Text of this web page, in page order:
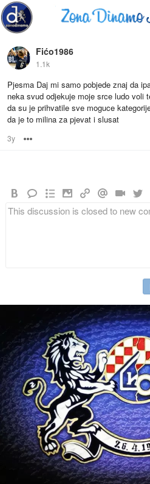
Fićo1986
1.1k
Pjesma Daj mi samo pobjede znaj da
neka svud odjekuje moje srce ludo voli
da su je prihvatile sve moguce
da je to milina za pjevat i slusat
3y